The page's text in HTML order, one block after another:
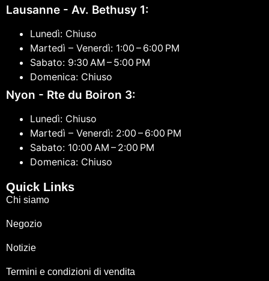
Lausanne - Av. Bethusy 1:
Lunedì: Chiuso
Martedì – Venerdì: 1:00 – 6:00 PM
Sabato: 9:30 AM – 5:00 PM
Domenica: Chiuso
Nyon - Rte du Boiron 3:
Lunedì: Chiuso
Martedì – Venerdì: 2:00 – 6:00 PM
Sabato: 10:00 AM – 2:00 PM
Domenica: Chiuso
Quick Links
Chi siamo
Negozio
Notizie
Termini e condizioni di vendita